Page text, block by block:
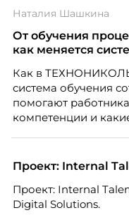
номинантов и
Наталия Шашкина
От обучения
как меняется
Как в
система обучения
помогают
компетенции и
закупкам
компании
Проект: Internal
Проект: Internal
Digital Solutions.